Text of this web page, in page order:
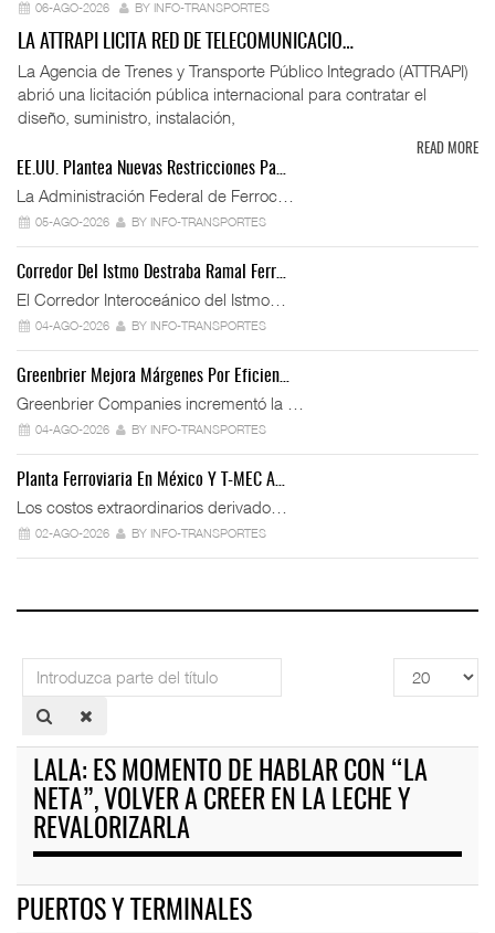
06-AGO-2026 BY INFO-TRANSPORTES
LA ATTRAPI LICITA RED DE TELECOMUNICACIO…
La Agencia de Trenes y Transporte Público Integrado (ATTRAPI)
abrió una licitación pública internacional para contratar el
diseño, suministro, instalación,
READ MORE
EE.UU. Plantea Nuevas Restricciones Pa…
La Administración Federal de Ferroc…
05-AGO-2026 BY INFO-TRANSPORTES
Corredor Del Istmo Destraba Ramal Ferr…
El Corredor Interoceánico del Istmo…
04-AGO-2026 BY INFO-TRANSPORTES
Greenbrier Mejora Márgenes Por Eficien…
Greenbrier Companies incrementó la …
04-AGO-2026 BY INFO-TRANSPORTES
Planta Ferroviaria En México Y T-MEC A…
Los costos extraordinarios derivado…
02-AGO-2026 BY INFO-TRANSPORTES
Introduzca
parte
del
Cantidad
a
LALA: ES MOMENTO DE HABLAR CON “LA
NETA”, VOLVER A CREER EN LA LECHE Y
REVALORIZARLA
PUERTOS Y TERMINALES